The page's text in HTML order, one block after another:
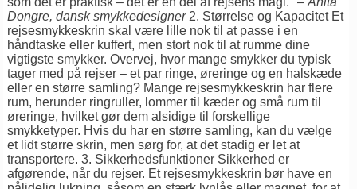
Dongre, dansk smykkedesigner2. Størrelse og Kapacitet Et
rejsesmykkeskrin skal være lille nok til at passe i en
håndtaske eller kuffert, men stort nok til at rumme dine
vigtigste smykker. Overvej, hvor mange smykker du typisk
tager med på rejser – et par ringe, øreringe og en halskæde
eller en større samling? Mange rejsesmykkeskrin har flere
rum, herunder ringruller, lommer til kæder og små rum til
øreringe, hvilket gør dem alsidige til forskellige
smykketyper. Hvis du har en større samling, kan du vælge
et lidt større skrin, men sørg for, at det stadig er let at
transportere. 3. Sikkerhedsfunktioner Sikkerhed er
afgørende, når du rejser. Et rejsesmykkeskrin bør have en